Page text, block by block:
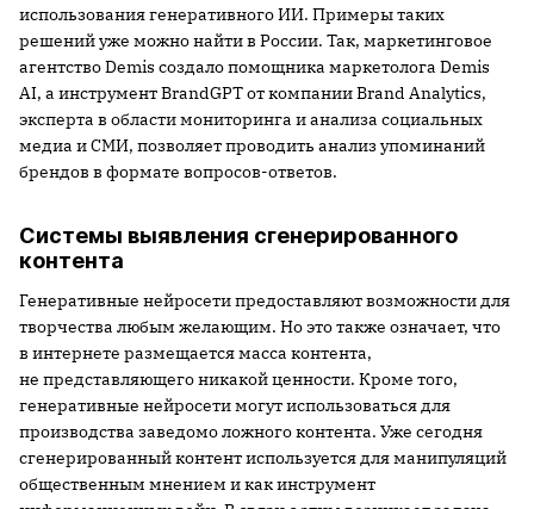
использования генеративного ИИ. Примеры таких
решений уже можно найти в России. Так, маркетинговое
агентство Demis создало помощника маркетолога Demis
AI, а инструмент BrandGPT от компании Brand Analytics,
эксперта в области мониторинга и анализа социальных
медиа и СМИ, позволяет проводить анализ упоминаний
брендов в формате вопросов-ответов.
Системы выявления сгенерированного
контента
Генеративные нейросети предоставляют возможности для
творчества любым желающим. Но это также означает, что
в интернете размещается масса контента,
не представляющего никакой ценности. Кроме того,
генеративные нейросети могут использоваться для
производства заведомо ложного контента. Уже сегодня
сгенерированный контент используется для манипуляций
общественным мнением и как инструмент